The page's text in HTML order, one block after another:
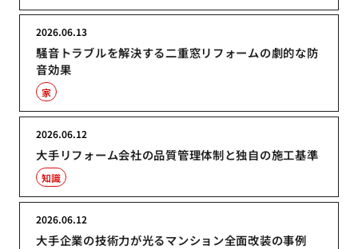
騒音トラブルを解決する二重窓リフォームの劇的な防
音効果
2026.06.13
家
大手リフォーム会社の品質管理体制と独自の施工基準
2026.06.12
知識
大手企業の技術力が光るマンション全面改装の事例
2026.06.12